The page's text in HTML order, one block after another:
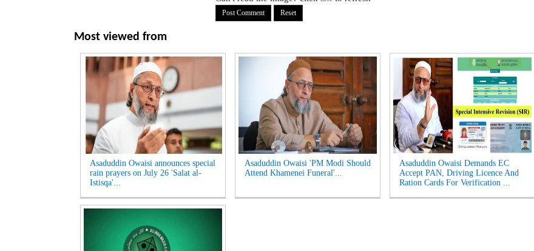
Most viewed from
Asaduddin Owaisi announces special
rain prayers on July 26 'Salat al-
Istisqa'...
Asaduddin Owaisi 'PM Modi Should
Attend Khamenei Funeral'...
Asaduddin Owaisi Demands EC
Accept PAN, Driving Licence And
Ration Cards For Verification ...